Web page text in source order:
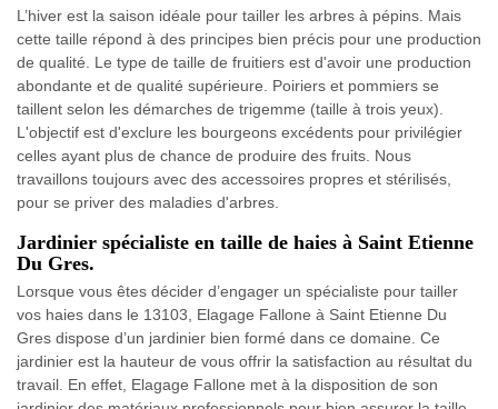
L’hiver est la saison idéale pour tailler les arbres à pépins. Mais
cette taille répond à des principes bien précis pour une production
de qualité. Le type de taille de fruitiers est d'avoir une production
abondante et de qualité supérieure. Poiriers et pommiers se
taillent selon les démarches de trigemme (taille à trois yeux).
L'objectif est d'exclure les bourgeons excédents pour privilégier
celles ayant plus de chance de produire des fruits. Nous
travaillons toujours avec des accessoires propres et stérilisés,
pour se priver des maladies d'arbres.
Jardinier spécialiste en taille de haies à Saint Etienne
Du Gres.
Lorsque vous êtes décider d’engager un spécialiste pour tailler
vos haies dans le 13103, Elagage Fallone à Saint Etienne Du
Gres dispose d’un jardinier bien formé dans ce domaine. Ce
jardinier est la hauteur de vous offrir la satisfaction au résultat du
travail. En effet, Elagage Fallone met à la disposition de son